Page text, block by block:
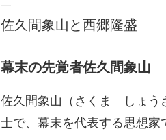
佐久間象山と西郷隆盛
幕末の先覚者佐久間象山
佐久間象山（さくま しょう
士で、幕末を代表する思想家